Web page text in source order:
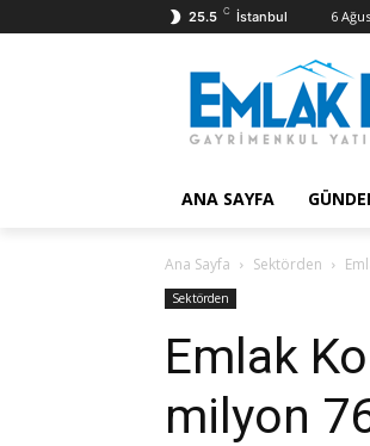
25.5 C İstanbul 6
ANA SAYFA
Ana Sayfa Sektörden
Sektörden
Emlak
milyon